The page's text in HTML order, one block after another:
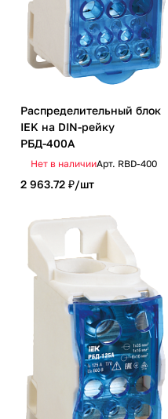
Распределительный блок
IEK на DIN-рейку
РБД-400А
Нет в наличииАрт. RBD-400
2 963.72 ₽/шт